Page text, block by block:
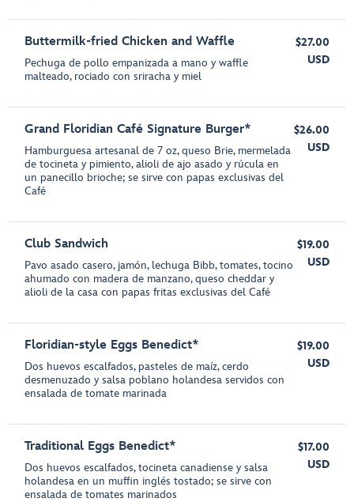
Buttermilk-fried Chicken and Waffle
Pechuga de pollo empanizada a mano y waffle
malteado, rociado con sriracha y miel
$27.00
USD
Grand Floridian Café Signature Burger*
Hamburguesa artesanal de 7 oz, queso Brie, mermelada
de tocineta y pimiento, alioli de ajo asado y rúcula en
un panecillo brioche; se sirve con papas exclusivas del
Café
$26.00
USD
Club Sandwich
Pavo asado casero, jamón, lechuga Bibb, tomates, tocino
ahumado con madera de manzano, queso cheddar y
alioli de la casa con papas fritas exclusivas del Café
$19.00
USD
Floridian-style Eggs Benedict*
Dos huevos escalfados, pasteles de maíz, cerdo
desmenuzado y salsa poblano holandesa servidos con
ensalada de tomate marinada
$19.00
USD
Traditional Eggs Benedict*
Dos huevos escalfados, tocineta canadiense y salsa
holandesa en un muffin inglés tostado; se sirve con
ensalada de tomates marinados
$17.00
USD